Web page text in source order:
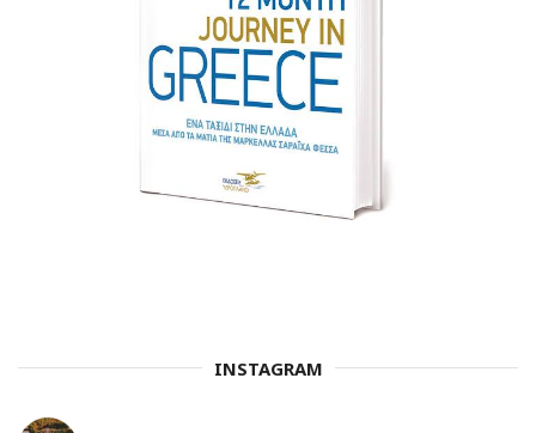
INSTAGRAM